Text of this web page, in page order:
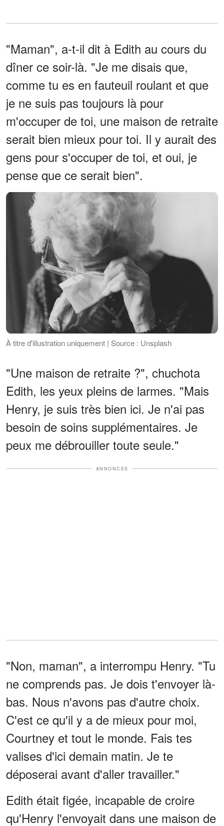
"Maman", a-t-il dit à Edith au cours du
dîner ce soir-là. "Je me disais que,
comme tu es en fauteuil roulant et que
je ne suis pas toujours là pour
m'occuper de toi, une maison de retraite
serait bien mieux pour toi. Il y aurait des
gens pour s'occuper de toi, et oui, je
pense que ce serait bien".
À titre d'illustration uniquement | Source : Unsplash
"Une maison de retraite ?", chuchota
Edith, les yeux pleins de larmes. "Mais
Henry, je suis très bien ici. Je n'ai pas
besoin de soins supplémentaires. Je
peux me débrouiller toute seule."
ANNONCES
"Non, maman", a interrompu Henry. "Tu
ne comprends pas. Je dois t'envoyer là-
bas. Nous n'avons pas d'autre choix.
C'est ce qu'il y a de mieux pour moi,
Courtney et tout le monde. Fais tes
valises d'ici demain matin. Je te
déposerai avant d'aller travailler."
Edith était figée, incapable de croire
qu'Henry l'envoyait dans une maison de